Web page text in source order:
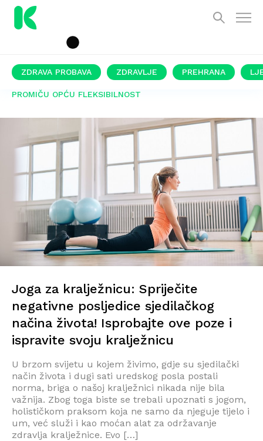
ZDRAVA PROBAVA ZDRAVLJE PREHRANA
PROMIČU OPĆU FLEKSIBILNOST
Joga za kralježnicu: Spriječite
negativne posljedice sjedilačkog
načina života! Isprobajte ove poze i
ispravite svoju kralježnicu
U brzom svijetu u kojem živimo, gdje su sjedilački
način života i dugi sati uredskog posla postali
norma, briga o našoj kralježnici nikada nije bila
važnija. Zbog toga biste se trebali upoznati s jogom,
holističkom praksom koja ne samo da njeguje tijelo i
um, već služi i kao moćan alat za održavanje
zdravlja kralježnice. Evo […]